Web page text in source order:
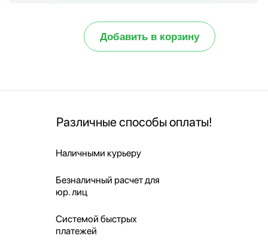
Добавить в корзину
Различные способы оплаты!
Наличными курьеру
Безналичный расчет для
юр. лиц
Системой быстрых
платежей